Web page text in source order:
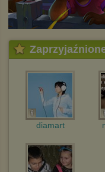
diamart